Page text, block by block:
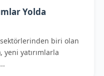
Yolda
biri olan
yeni yatırımlarla